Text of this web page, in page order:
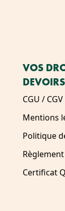
VOS
DEVOIRS
CGU / CGV
Mentions
Politique
Règlement
Certificat